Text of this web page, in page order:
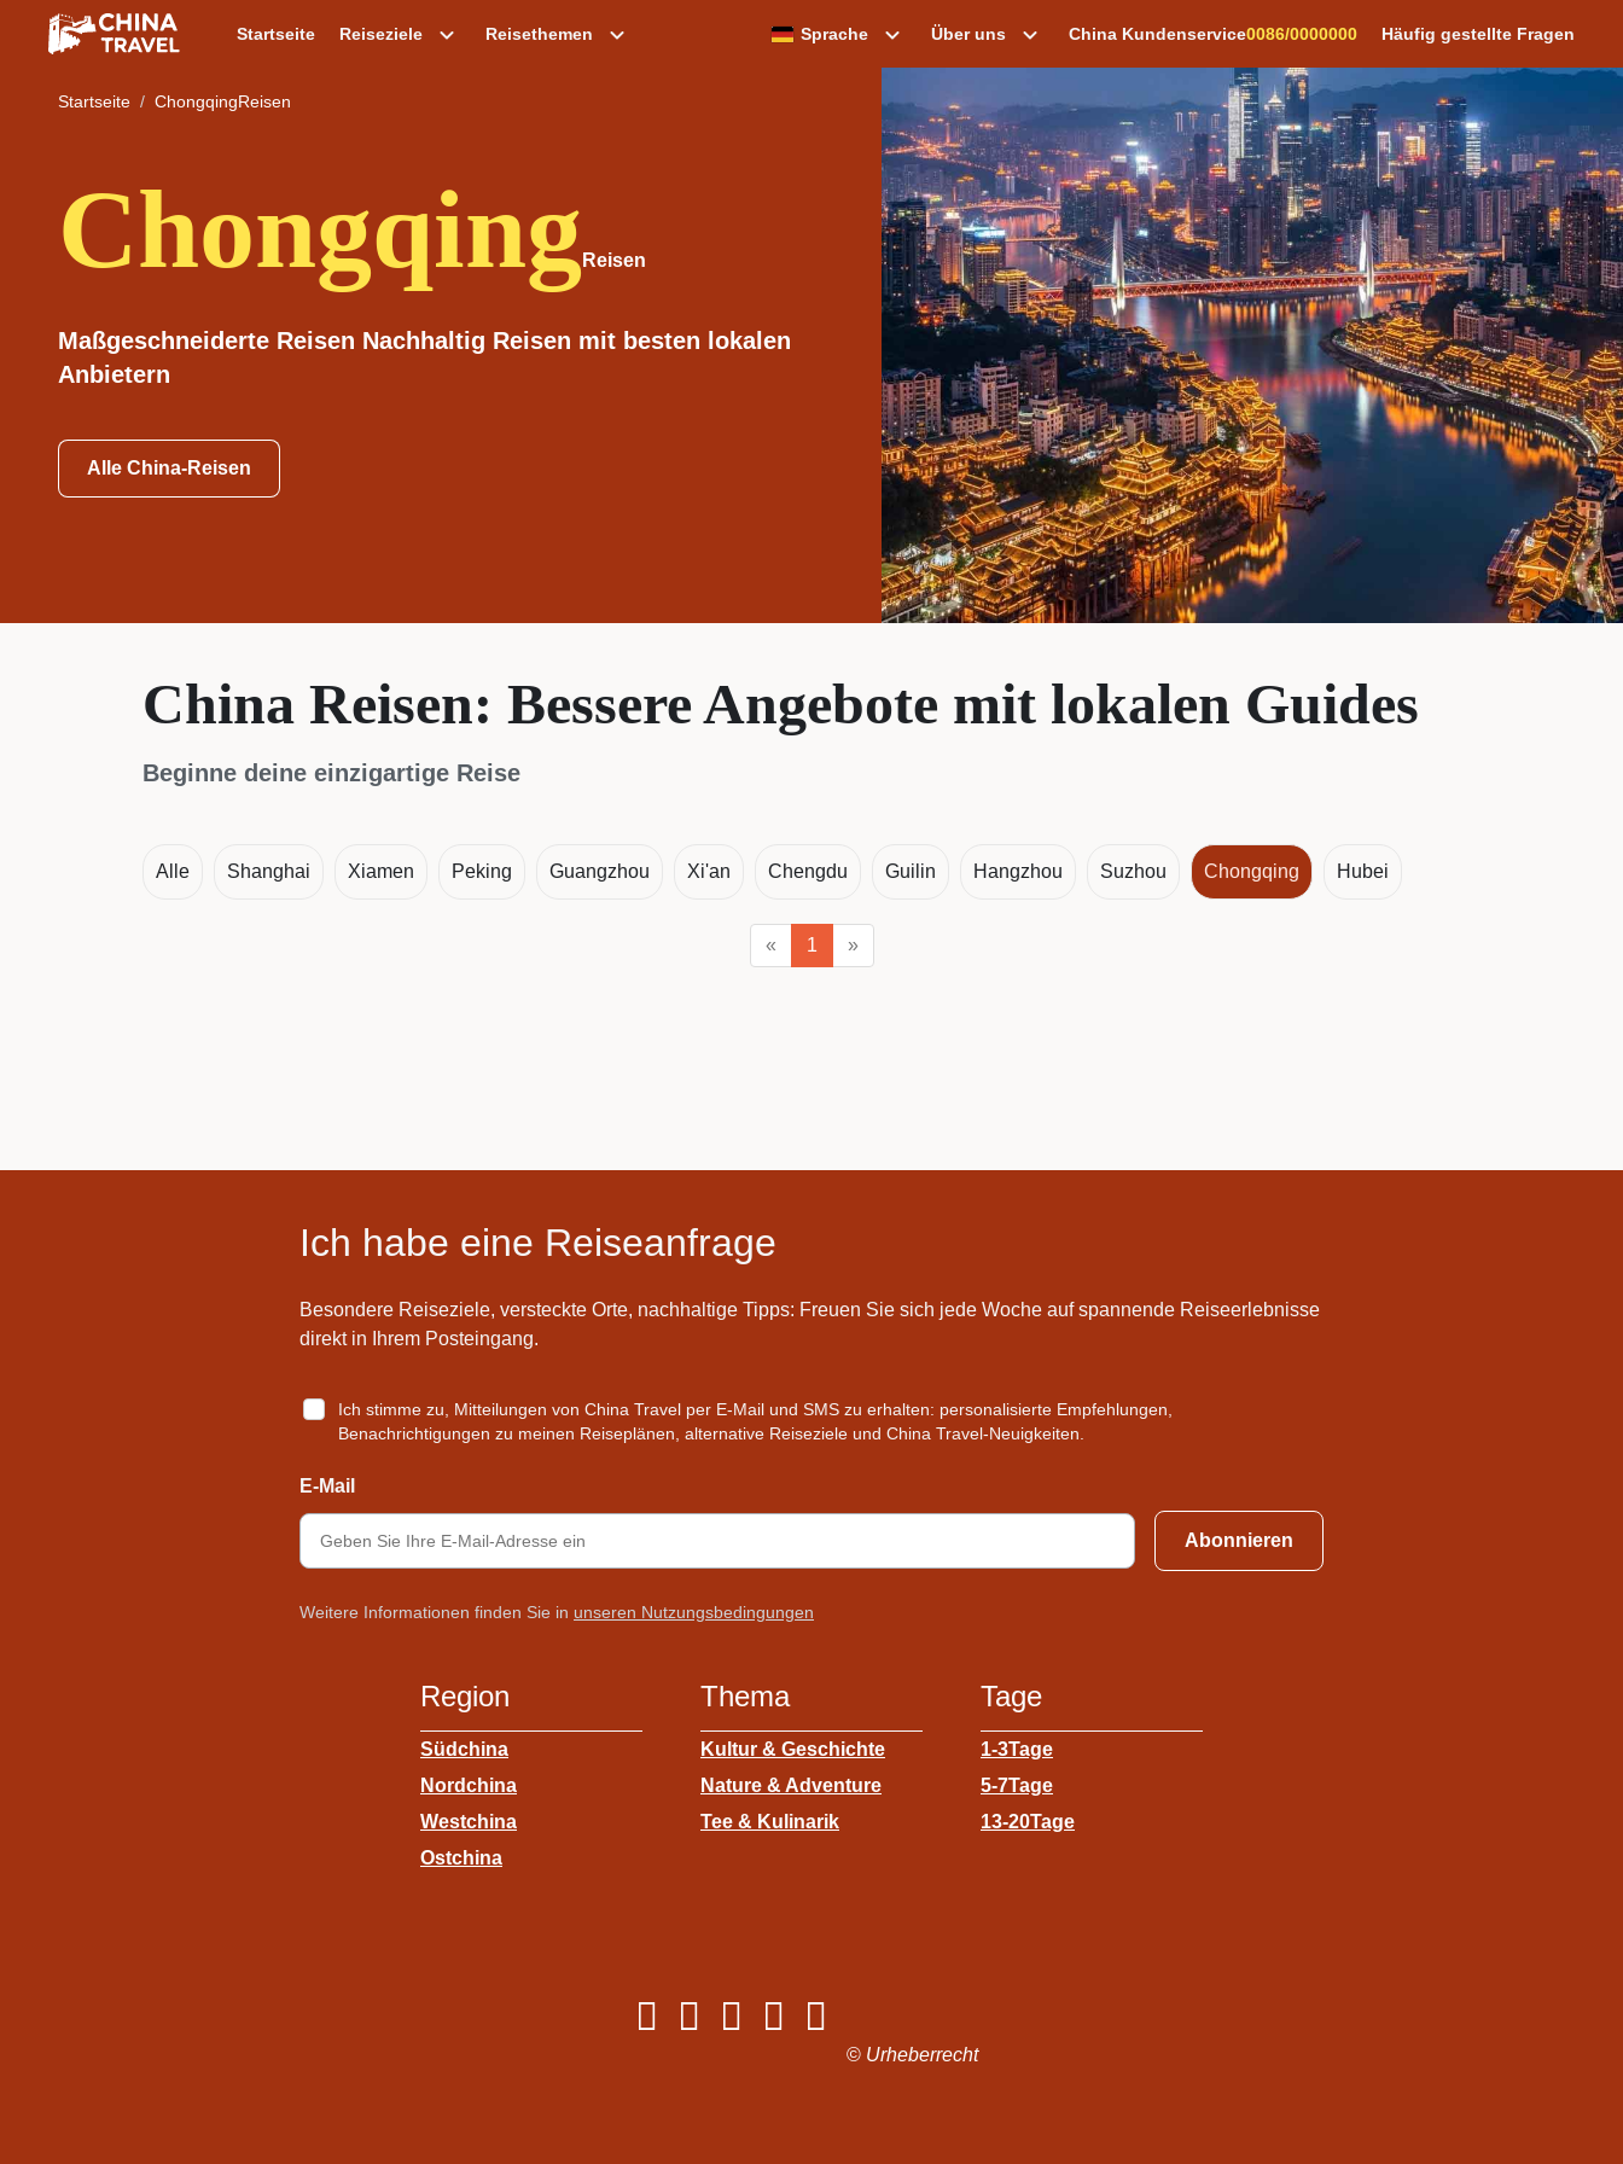
Startseite Reiseziele Reisethemen Sprache Über uns China Kundenservice0086/0000000 Häufig gestellte Fragen
Startseite ChongqingReisen
Chongqing
Maßgeschneiderte Reisen Nachhaltig Reisen mit besten lokalen
Anbietern
Alle China-Reisen
China Reisen: Bessere Angebote mit lokalen Guides
Beginne deine einzigartige Reise
Alle Shanghai Xiamen Peking Guangzhou Xi'an Chengdu Guilin Hangzhou Suzhou Chongqing Hubei
« 1 »
Ich habe eine Reiseanfrage
Besondere Reiseziele, versteckte Orte, nachhaltige Tipps: Freuen Sie sich jede Woche auf spannende Reiseerlebnisse
direkt in Ihrem Posteingang.
Ich stimme zu, Mitteilungen von China Travel per E-Mail und SMS zu erhalten: personalisierte Empfehlungen,
Benachrichtigungen zu meinen Reiseplänen, alternative Reiseziele und China Travel-Neuigkeiten.
E-Mail
Abonnieren
Weitere Informationen finden Sie in unseren Nutzungsbedingungen
Region
Südchina
Nordchina
Westchina
Ostchina
Thema
Kultur & Geschichte
Nature & Adventure
Tee & Kulinarik
Tage
1-3Tage
5-7Tage
13-20Tage
© Urheberrecht